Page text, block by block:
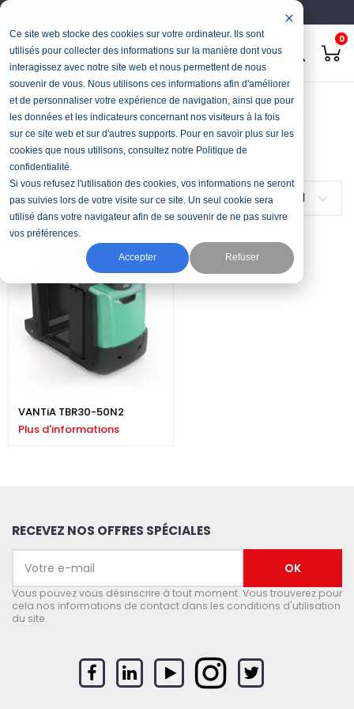
Ce site web stocke des cookies sur votre ordinateur. Ils sont
utilisés pour collecter des informations sur la manière dont vous
interagissez avec notre site web et nous permettent de nous
souvenir de vous. Nous utilisons ces informations afin d'améliorer
et de personnaliser votre expérience de navigation, ainsi que pour
les données et les indicateurs concernant nos visiteurs à la fois
sur ce site web et sur d'autres supports. Pour en savoir plus sur les
cookies que nous utilisons, consultez notre Politique de
confidentialité.
Si vous refusez l'utilisation des cookies, vos informations ne seront
pas suivies lors de votre visite sur ce site. Un seul cookie sera
utilisé dans votre navigateur afin de se souvenir de ne pas suivre
vos préférences.
Accepter Refuser
0
Accueil Manutention Tracteur
Tracteur
FILTRER Choisir 1
VANTiA TBR30-50N2
Plus d'informations
RECEVEZ NOS OFFRES SPÉCIALES
Vous pouvez vous désinscrire à tout moment. Vous trouverez pour
cela nos informations de contact dans les conditions d'utilisation
du site.